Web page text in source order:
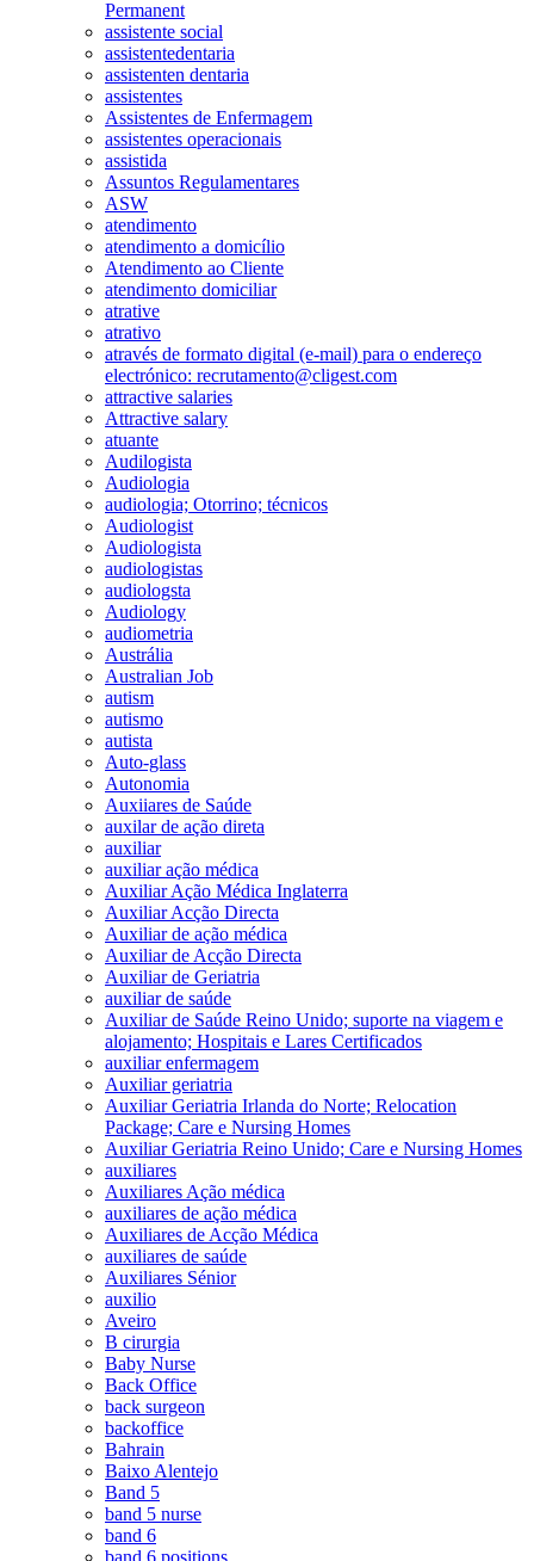
Permanent
assistente social
assistentedentaria
assistenten dentaria
assistentes
Assistentes de Enfermagem
assistentes operacionais
assistida
Assuntos Regulamentares
ASW
atendimento
atendimento a domicílio
Atendimento ao Cliente
atendimento domiciliar
atrative
atrativo
através de formato digital (e-mail) para o endereço
electrónico: recrutamento@cligest.com
attractive salaries
Attractive salary
atuante
Audilogista
Audiologia
audiologia; Otorrino; técnicos
Audiologist
Audiologista
audiologistas
audiologsta
Audiology
audiometria
Austrália
Australian Job
autism
autismo
autista
Auto-glass
Autonomia
Auxiiares de Saúde
auxilar de ação direta
auxiliar
auxiliar ação médica
Auxiliar Ação Médica Inglaterra
Auxiliar Acção Directa
Auxiliar de ação médica
Auxiliar de Acção Directa
Auxiliar de Geriatria
auxiliar de saúde
Auxiliar de Saúde Reino Unido; suporte na viagem e
alojamento; Hospitais e Lares Certificados
auxiliar enfermagem
Auxiliar geriatria
Auxiliar Geriatria Irlanda do Norte; Relocation
Package; Care e Nursing Homes
Auxiliar Geriatria Reino Unido; Care e Nursing Homes
auxiliares
Auxiliares Ação médica
auxiliares de ação médica
Auxiliares de Acção Médica
auxiliares de saúde
Auxiliares Sénior
auxilio
Aveiro
B cirurgia
Baby Nurse
Back Office
back surgeon
backoffice
Bahrain
Baixo Alentejo
Band 5
band 5 nurse
band 6
band 6 positions